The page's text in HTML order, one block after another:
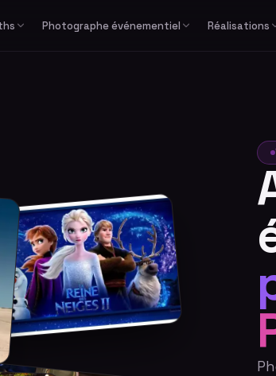
Photographe événementiel
Bar /
Voir
Réalisations